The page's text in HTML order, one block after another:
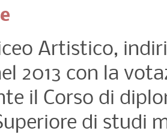
Artistico,
2013 con la
il Corso di
di studi